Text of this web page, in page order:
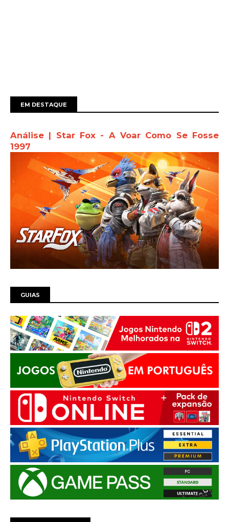
EM DESTAQUE
Análise | Star Fox - A Voar Como Se Fosse
1997
GUIAS